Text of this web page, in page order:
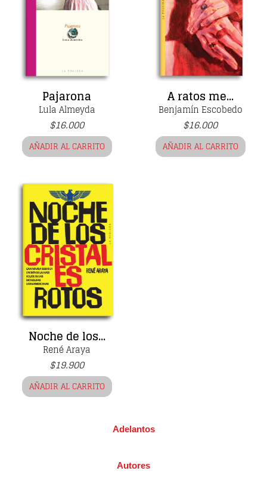
Pajarona
$16.000
Lula Almeyda
AÑADIR AL CARRITO
A ratos me...
$16.000
Benjamín Escobedo
AÑADIR AL CARRITO
Noche de los...
$19.900
René Araya
AÑADIR AL CARRITO
Adelantos
Autores